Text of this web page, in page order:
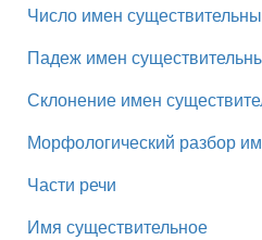
Число имен
Падеж имен
Склонение имен
Морфологический разбор
Части речи
Имя существительное